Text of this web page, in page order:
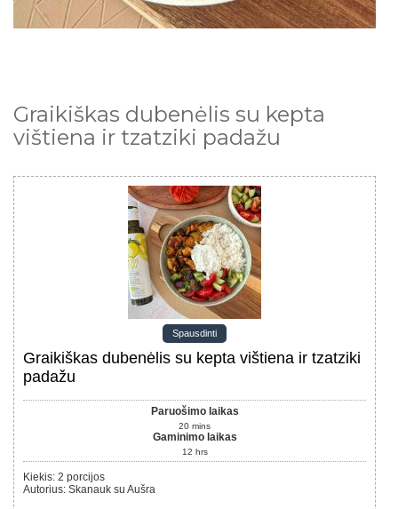
Graikiškas dubenėlis su kepta
vištiena ir tzatziki padažu
Spausdinti
Graikiškas dubenėlis su kepta vištiena ir tzatziki
padažu
Paruošimo laikas
20 mins
Gaminimo laikas
12 hrs
Kiekis: 2 porcijos
Autorius: Skanauk su Aušra